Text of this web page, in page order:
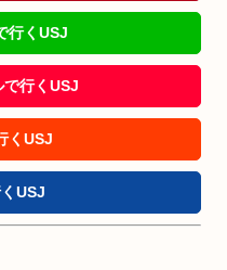
行くUSJ
行くUSJ
くUSJ
USJ